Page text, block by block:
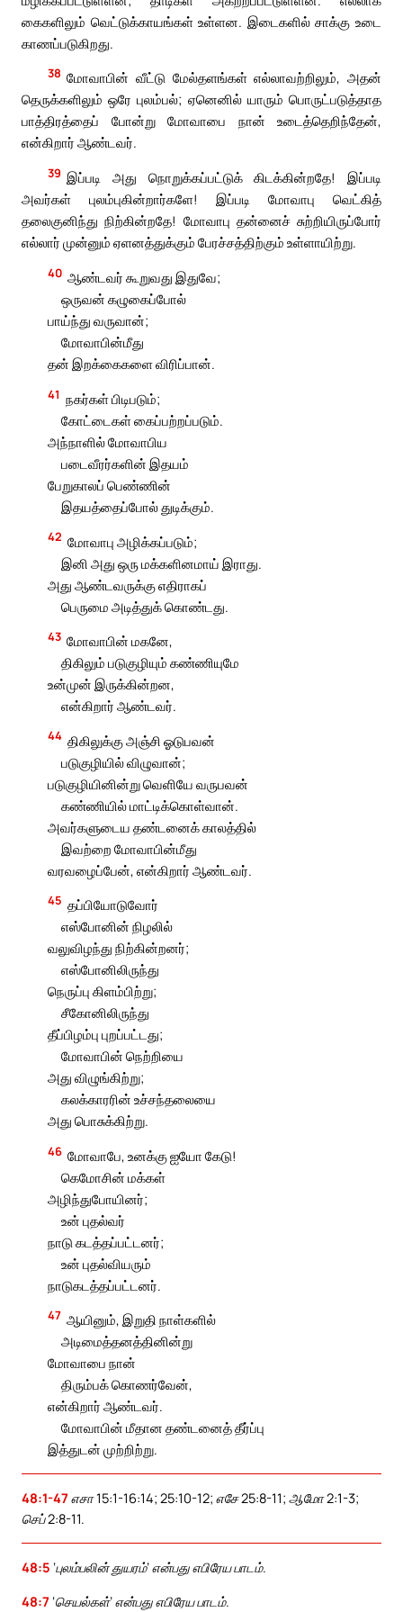
கைகளிலும் வெட்டுக்காயங்கள் உள்ளன. இடைகளில் சாக்கு உடை
காணப்படுகிறது.
38 மோவாபின் வீட்டு மேல்தளங்கள் எல்லாவற்றிலும், அதன்
தெருக்களிலும் ஒரே புலம்பல்; ஏனெனில் யாரும் பொருட்படுத்தாத
பாத்திரத்தைப் போன்று மோவாபை நான் உடைத்தெறிந்தேன்,
என்கிறார் ஆண்டவர்.
39 இப்படி அது நொறுக்கப்பட்டுக் கிடக்கின்றதே! இப்படி
அவர்கள் புலம்புகின்றார்களே! இப்படி மோவாபு வெட்கித்
தலைகுனிந்து நிற்கின்றதே! மோவாபு தன்னைச் சுற்றியிருப்போர்
எல்லார் முன்னும் ஏளனத்துக்கும் பேரச்சத்திற்கும் உள்ளாயிற்று.
40 ஆண்டவர் கூறுவது இதுவே;
ஒருவன் கழுகைப்போல்
பாய்ந்து வருவான்;
மோவாபின்மீது
தன் இறக்கைகளை விரிப்பான்.
41 நகர்கள் பிடிபடும்;
கோட்டைகள் கைப்பற்றப்படும்.
அந்நாளில் மோவாபிய
படைவீரர்களின் இதயம்
பேறுகாலப் பெண்ணின்
இதயத்தைப்போல் துடிக்கும்.
42 மோவாபு அழிக்கப்படும்;
இனி அது ஒரு மக்களினமாய் இராது.
அது ஆண்டவருக்கு எதிராகப்
பெருமை அடித்துக் கொண்டது.
43 மோவாபின் மகனே,
திகிலும் படுகுழியும் கண்ணியுமே
உன்முன் இருக்கின்றன,
என்கிறார் ஆண்டவர்.
44 திகிலுக்கு அஞ்சி ஓடுபவன்
படுகுழியில் விழுவான்;
படுகுழியினின்று வெளியே வருபவன்
கண்ணியில் மாட்டிக்கொள்வான்.
அவர்களுடைய தண்டனைக் காலத்தில்
இவற்றை மோவாபின்மீது
வரவழைப்பேன், என்கிறார் ஆண்டவர்.
45 தப்பியோடுவோர்
எஸ்போனின் நிழலில்
வலுவிழந்து நிற்கின்றனர்;
எஸ்போனிலிருந்து
நெருப்பு கிளம்பிற்று;
சீகோனிலிருந்து
தீப்பிழம்பு புறப்பட்டது;
மோவாபின் நெற்றியை
அது விழுங்கிற்று;
கலக்காரரின் உச்சந்தலையை
அது பொசுக்கிற்று.
46 மோவாபே, உனக்கு ஐயோ கேடு!
கெமோசின் மக்கள்
அழிந்துபோயினர்;
உன் புதல்வர்
நாடு கடத்தப்பட்டனர்;
உன் புதல்வியரும்
நாடுகடத்தப்பட்டனர்.
47 ஆயினும், இறுதி நாள்களில்
அடிமைத்தனத்தினின்று
மோவாபை நான்
திரும்பக் கொணர்வேன்,
என்கிறார் ஆண்டவர்.
மோவாபின் மீதான தண்டனைத் தீர்ப்பு
இத்துடன் முற்றிற்று.
48:1-47 எசா 15:1-16:14; 25:10-12; எசே 25:8-11; ஆமோ 2:1-3;
செப் 2:8-11.
48:5 ‘புலம்பலின் துயரம்’ என்பது எபிரேய பாடம்.
48:7 ‘செயல்கள்’ என்பது எபிரேய பாடம்.